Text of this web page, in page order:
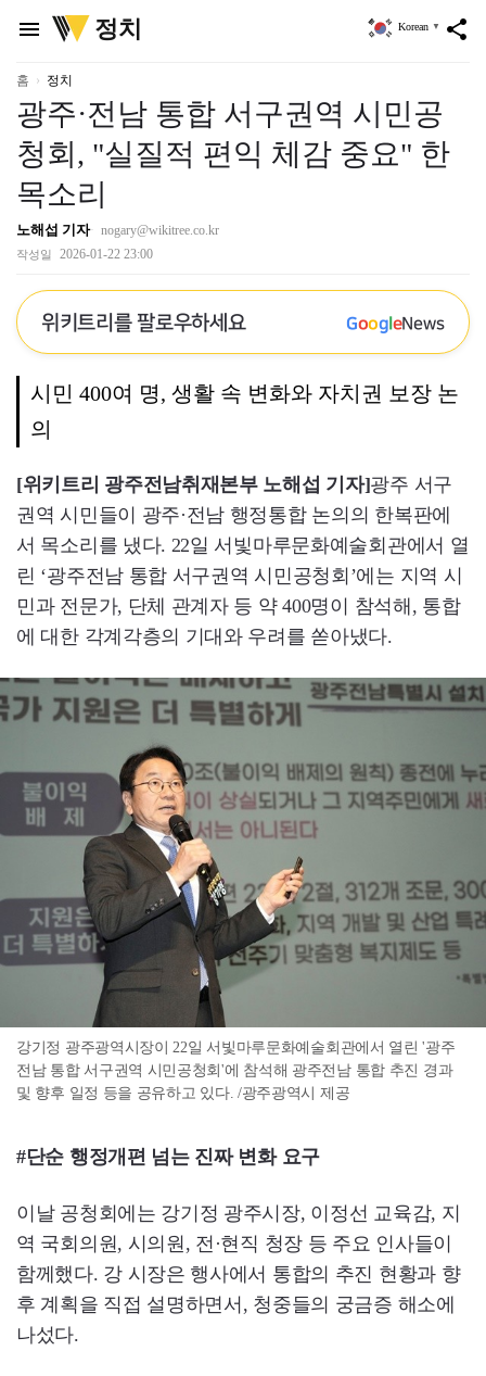
menu
위
키
정치 share
Korean ▼
홈 정치
광주·전남 통합 서구권역 시민공
청회, "실질적 편익 체감 중요" 한
목소리
노해섭 기자 nogary@wikitree.co.kr
작성일 2026-01-22 23:00
위키트리를 팔로우하세요 GoogleNews
시민 400여 명, 생활 속 변화와 자치권 보장 논
의
[위키트리 광주전남취재본부 노해섭 기자]광주 서구
권역 시민들이 광주·전남 행정통합 논의의 한복판에
서 목소리를 냈다. 22일 서빛마루문화예술회관에서 열
린 ‘광주전남 통합 서구권역 시민공청회’에는 지역 시
민과 전문가, 단체 관계자 등 약 400명이 참석해, 통합
에 대한 각계각층의 기대와 우려를 쏟아냈다.
강기정 광주광역시장이 22일 서빛마루문화예술회관에서 열린 '광주
전남 통합 서구권역 시민공청회'에 참석해 광주전남 통합 추진 경과
및 향후 일정 등을 공유하고 있다. /광주광역시 제공
#단순 행정개편 넘는 진짜 변화 요구
이날 공청회에는 강기정 광주시장, 이정선 교육감, 지
역 국회의원, 시의원, 전·현직 청장 등 주요 인사들이
함께했다. 강 시장은 행사에서 통합의 추진 현황과 향
후 계획을 직접 설명하면서, 청중들의 궁금증 해소에
나섰다.